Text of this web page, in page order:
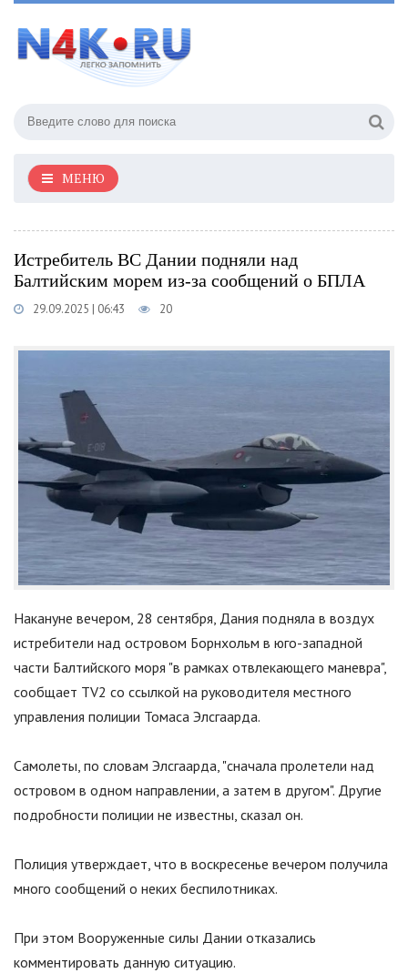
МЕНЮ
Истребитель ВС Дании подняли над
Балтийским морем из-за сообщений о БПЛА
29.09.2025 | 06:43 20
Накануне вечером, 28 сентября, Дания подняла в воздух
истребители над островом Борнхольм в юго-западной
части Балтийского моря "в рамках отвлекающего маневра",
сообщает TV2 со ссылкой на руководителя местного
управления полиции Томаса Элсгаарда.
Самолеты, по словам Элсгаарда, "сначала пролетели над
островом в одном направлении, а затем в другом". Другие
подробности полиции не известны, сказал он.
Полиция утверждает, что в воскресенье вечером получила
много сообщений о неких беспилотниках.
При этом Вооруженные силы Дании отказались
комментировать данную ситуацию.